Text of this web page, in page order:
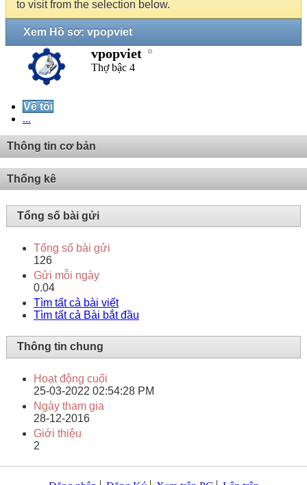
to visit from the selection below.
Xem Hồ sơ: vpopviet
vpopviet
Thợ bậc 4
Về tôi
...
Thông tin cơ bản
Thống kê
Tổng số bài gửi
Tổng số bài gửi
126
Gửi mỗi ngày
0.04
Tìm tất cả bài viết
Tìm tất cả Bài bắt đầu
Thông tin chung
Hoạt động cuối
25-03-2022 02:54:28 PM
Ngày tham gia
28-12-2016
Giới thiệu
2